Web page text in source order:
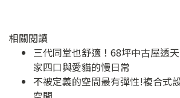
相關閱讀
三代同堂也舒適！68坪中古屋透
家四口與愛貓的慢日常
不被定義的空間最有彈性!複合式